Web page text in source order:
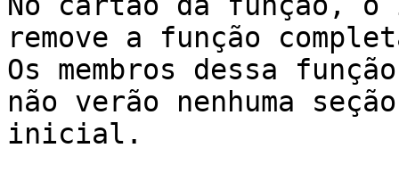
remove a função
Os membros dessa
não verão nenhuma
inicial.